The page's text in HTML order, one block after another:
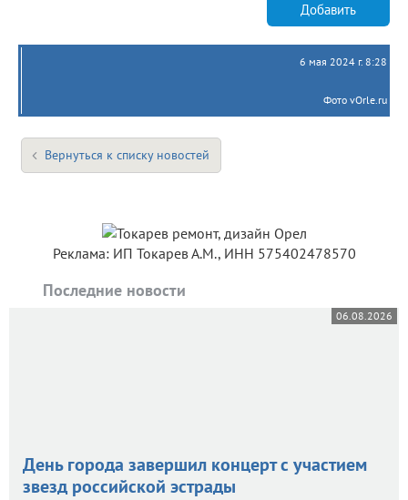
Добавить
6 мая 2024 г. 8:28
Фото vOrle.ru
Вернуться к списку новостей
Реклама: ИП Токарев А.М., ИНН 575402478570
Последние новости
06.08.2026
День города завершил концерт с участием
звезд российской эстрады